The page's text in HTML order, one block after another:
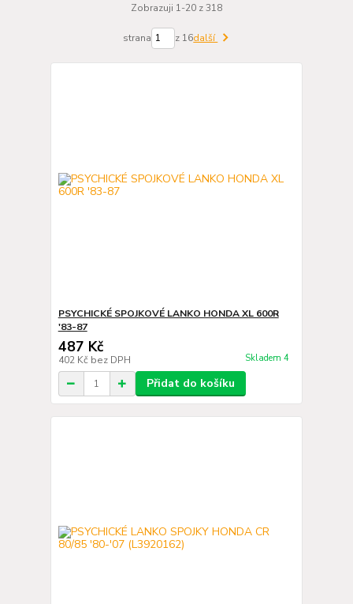
Zobrazuji 1-20 z 318
strana z 16další
PSYCHICKÉ SPOJKOVÉ LANKO HONDA XL 600R
'83-87
487 Kč
402 Kč bez DPH Skladem 4
Přidat do košíku